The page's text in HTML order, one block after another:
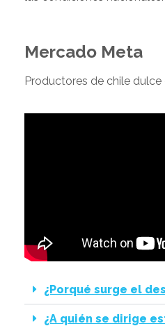
Mercado Meta
Productores de chile dulce
¿Porqué surge el
¿A quién se dirige